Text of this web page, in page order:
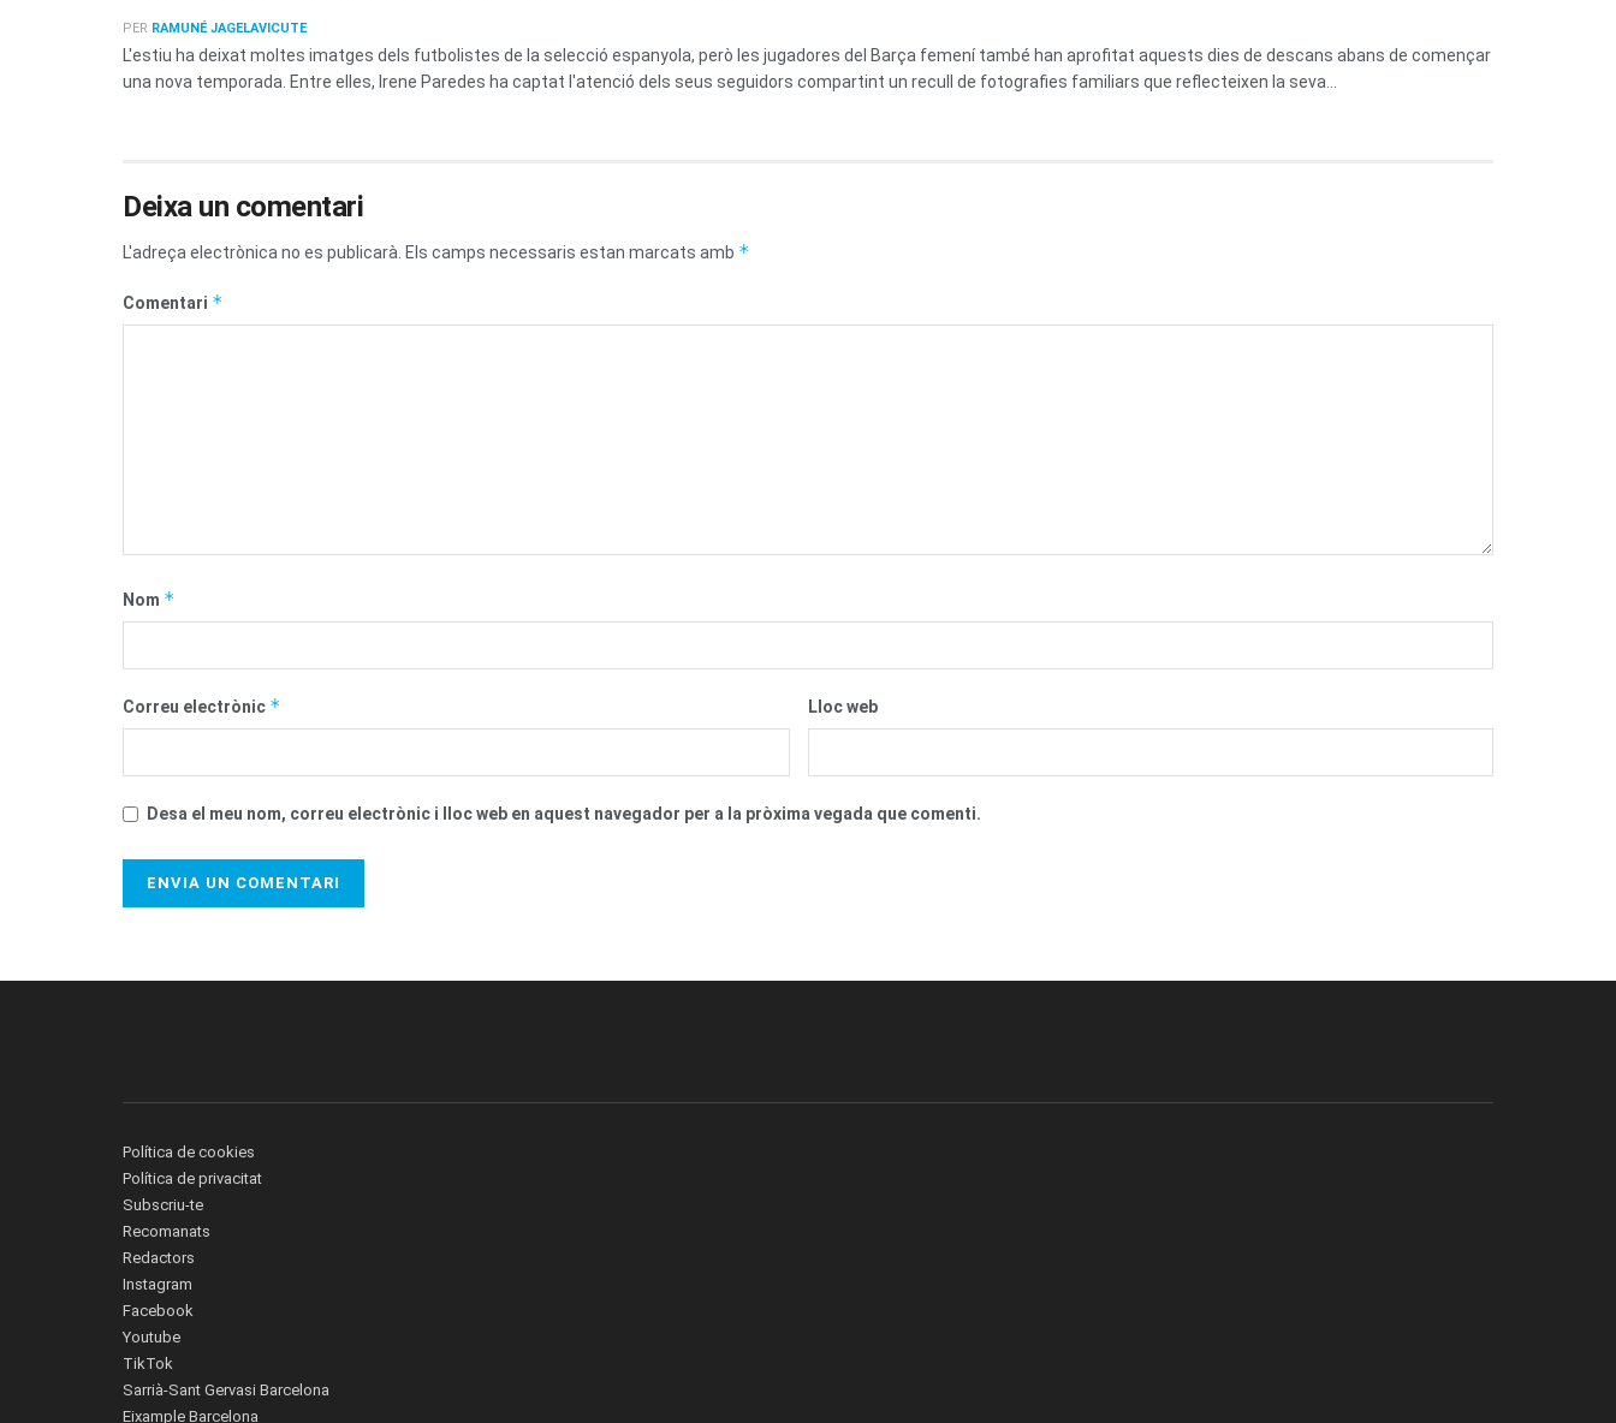
PER RAMUNÉ JAGELAVICUTE
L'estiu ha deixat moltes imatges dels futbolistes de la selecció espanyola, però les jugadores del Barça femení també han aprofitat aquests dies de descans abans de començar
una nova temporada. Entre elles, Irene Paredes ha captat l'atenció dels seus seguidors compartint un recull de fotografies familiars que reflecteixen la seva...
Deixa un comentari
L'adreça electrònica no es publicarà. Els camps necessaris estan marcats amb *
Comentari *
Nom *
Correu electrònic * Lloc web
Desa el meu nom, correu electrònic i lloc web en aquest navegador per a la pròxima vegada que comenti.
Política de cookies
Política de privacitat
Subscriu-te
Recomanats
Redactors
Instagram
Facebook
Youtube
TikTok
Sarrià-Sant Gervasi Barcelona
Eixample Barcelona